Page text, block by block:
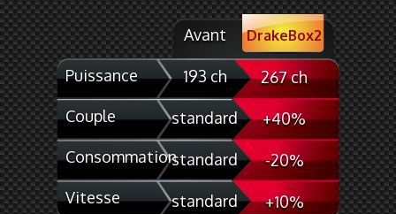
Puissance
Couple
Consommation
Vitesse
Avant
193 ch
standard
standard
standard
DrakeBox2
267 ch
+40%
-20%
+10%